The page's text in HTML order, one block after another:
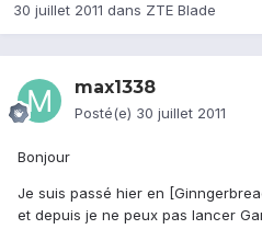
30 juillet 2011 dans ZTE Blade
max1338
Posté(e) 30 juillet 2011
Bonjour
Je suis passé hier en
et depuis je ne peux pas lancer